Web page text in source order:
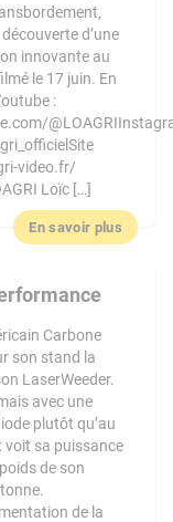
d’une
innovante au
le 17 juin. En
:
video.fr/
Loïc […]
En savoir plus
Carbone
son stand la
LaserWeeder.
avec une
plutôt qu’au
voit sa puissance
de son
de la